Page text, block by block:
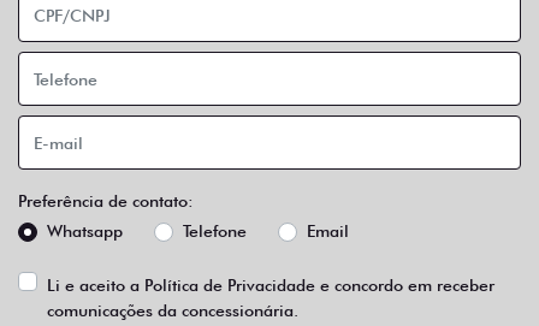
Preferência de contato:
Whatsapp
Telefone Email
Li e aceito a Política de Privacidade e concordo em receber
comunicações da concessionária.